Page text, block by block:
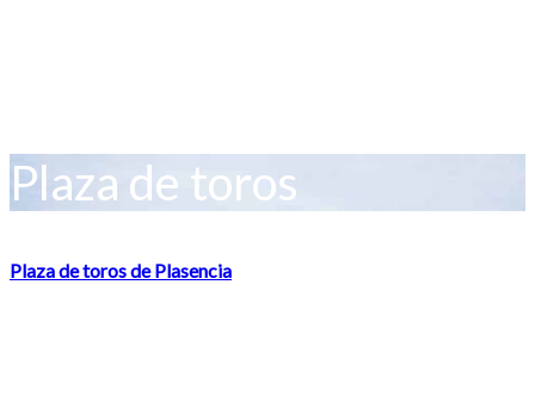
Plaza de toros
Plaza de toros de Plasencia